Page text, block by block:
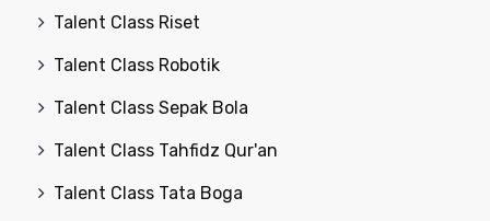
Talent Class Riset
Talent Class Robotik
Talent Class Sepak Bola
Talent Class Tahfidz Qur'an
Talent Class Tata Boga